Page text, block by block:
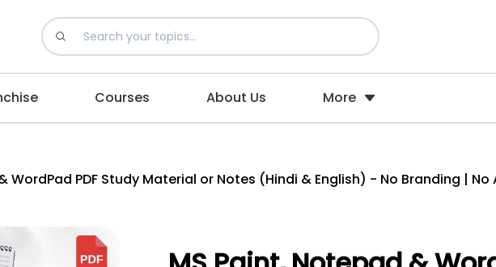
Courses About Us More
WordPad PDF Study Material or Notes (Hindi & English) - No Branding |